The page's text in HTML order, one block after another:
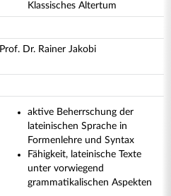
Klassisches Altertum
Prof. Dr. Rainer Jakobi
aktive Beherrschung der
lateinischen Sprache in
Formenlehre und Syntax
Fähigkeit, lateinische Texte
unter vorwiegend
grammatikalischen Aspekten